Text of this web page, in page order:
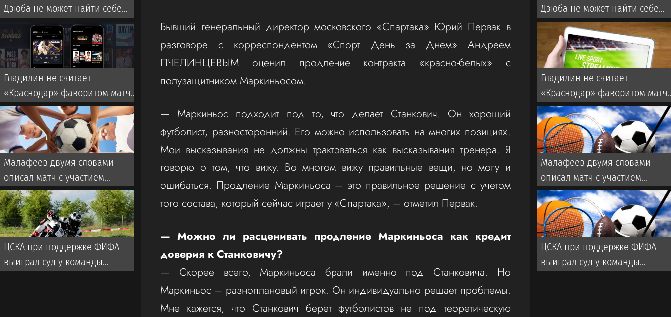
Бывший генеральный директор московского «Спартака» Юрий Первак в
разговоре с корреспондентом «Спорт День за Днем» Андреем
ПЧЕЛИНЦЕВЫМ оценил продление контракта «красно-белых» с
полузащитником Маркиньосом.
— Маркиньос подходит под то, что делает Станкович. Он хороший
футболист, разносторонний. Его можно использовать на многих позициях.
Мои высказывания не должны трактоваться как высказывания тренера. Я
говорю о том, что вижу. Во многом вижу правильные вещи, но могу и
ошибаться. Продление Маркиньоса – это правильное решение с учетом
того состава, который сейчас играет у «Спартака», – отметил Первак.
— Можно ли расценивать продление Маркиньоса как кредит
доверия к Станковичу?
— Скорее всего, Маркиньоса брали именно под Станковича. Но
Маркиньос – разноплановый игрок. Он индивидуально решает проблемы.
Мне кажется, что Станкович берет футболистов не под теоретическую
Дзюба не может найти себе
команду в РПЛ
Гладилин не считает
«Краснодар» фаворитом матча
со «Спартаком» в РПЛ
Малафеев двумя словами
описал матч с участием
ветеранов «Зенита». Во время
игры использовалась
пиротехника
ЦСКА при поддержке ФИФА
выиграл суд у команды
Дзюба не может найти себе
команду в РПЛ
Гладилин не считает
«Краснодар» фаворитом
со «Спартаком» в РПЛ
Малафеев двумя словами
описал матч с участием
ветеранов «Зенита». Во время
игры использовалась
пиротехника
ЦСКА при поддержке ФИФА
выиграл суд у команды